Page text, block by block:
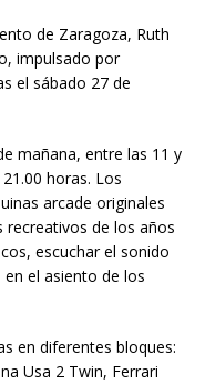
de Zaragoza, Ruth
impulsado por
el sábado 27 de
mañana, entre las 11 y
horas. Los
arcade originales
recreativos de los años
escuchar el sonido
el asiento de los
en diferentes bloques:
Usa 2 Twin, Ferrari